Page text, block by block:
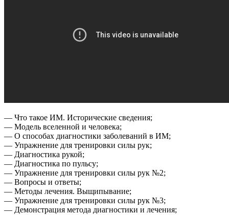
— Что такое ИМ. Исторические сведения;
— Модель вселенной и человека;
— О способах диагностики заболеваний в ИМ;
— Упражнение для тренировки силы рук;
— Диагностика рукой;
— Диагностика по пульсу;
— Упражнение для тренировки силы рук №2;
— Вопросы и ответы;
— Методы лечения. Выщипывание;
— Упражнение для тренировки силы рук №3;
— Демонстрация метода диагностики и лечения;